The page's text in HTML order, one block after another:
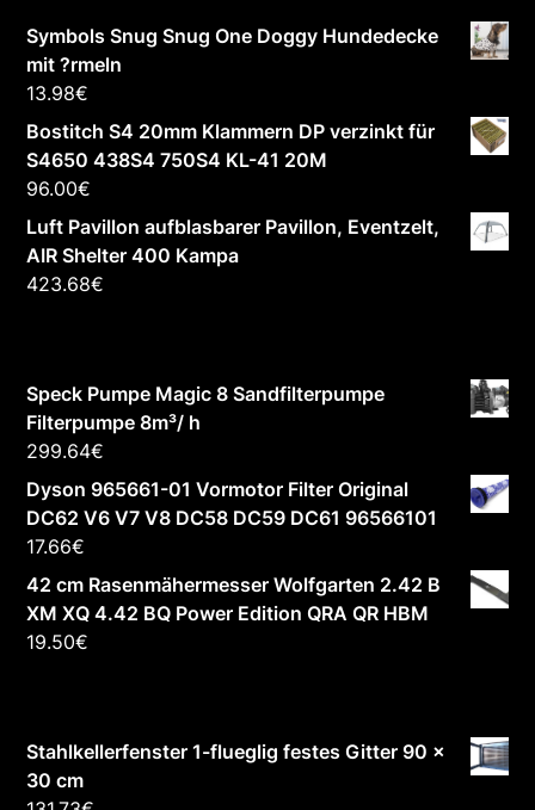
Symbols Snug Snug One Doggy Hundedecke
mit ?rmeln
13.98€
Bostitch S4 20mm Klammern DP verzinkt für
S4650 438S4 750S4 KL-41 20M
96.00€
Luft Pavillon aufblasbarer Pavillon, Eventzelt,
AIR Shelter 400 Kampa
423.68€
Speck Pumpe Magic 8 Sandfilterpumpe
Filterpumpe 8m³/ h
299.64€
Dyson 965661-01 Vormotor Filter Original
DC62 V6 V7 V8 DC58 DC59 DC61 96566101
17.66€
42 cm Rasenmähermesser Wolfgarten 2.42 B
XM XQ 4.42 BQ Power Edition QRA QR HBM
19.50€
Stahlkellerfenster 1-flueglig festes Gitter 90 x
30 cm